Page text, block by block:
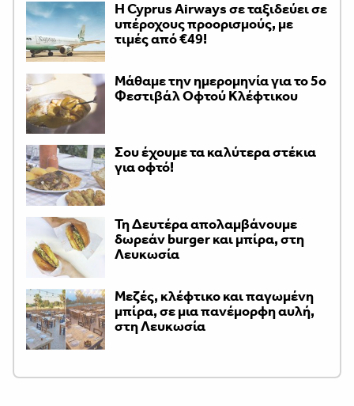
H Cyprus Airways σε ταξιδεύει σε
υπέροχους προορισμούς, με
τιμές από €49!
Μάθαμε την ημερομηνία για το 5ο
Φεστιβάλ Οφτού Κλέφτικου
Σου έχουμε τα καλύτερα στέκια
για οφτό!
Τη Δευτέρα απολαμβάνουμε
δωρεάν burger και μπίρα, στη
Λευκωσία
Μεζές, κλέφτικο και παγωμένη
μπίρα, σε μια πανέμορφη αυλή,
στη Λευκωσία